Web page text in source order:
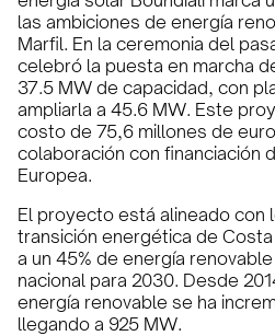
las ambiciones de energía
Marfil. En la ceremonia del
celebró la puesta en marcha
37.5 MW de capacidad, con
ampliarla a 45.6 MW. Este
costo de 75,6 millones de
colaboración con financiación
Europea.
El proyecto está alineado con
transición energética de
a un 45% de energía
nacional para 2030. Desde
energía renovable se ha
llegando a 925 MW.